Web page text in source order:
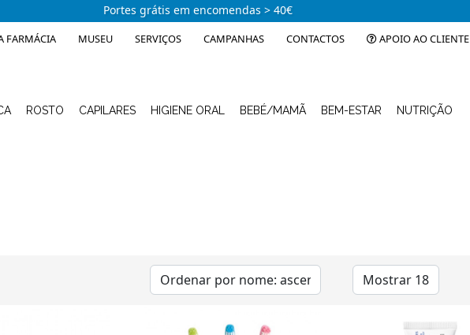
Portes grátis em encomendas > 40€
FARMÁCIA MUSEU SERVIÇOS CAMPANHAS CONTACTOS APOIO AO CLIENTE
ROSTO CAPILARES HIGIENE ORAL BEBÉ/MAMÃ BEM-ESTAR NUTRIÇÃO